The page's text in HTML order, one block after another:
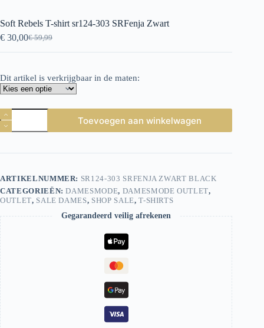
Soft Rebels T-shirt sr124-303 SRFenja Zwart
€59,99
Oorspronkelijke
prijs
€ 59,99.
€ 30,00Huidige
prijs
€ 30,00.
Dit artikel is verkrijgbaar in de maten:
Soft
Rebels
T-
sr124-
Zwart
aantal
Toevoegen aan winkelwagen
ARTIKELNUMMER: SR124-303 SRFENJA ZWART BLACK
CATEGORIEËN:DAMESMODE, DAMESMODE OUTLET,
OUTLET, SALE DAMES, SHOP SALE,T-SHIRTS
Gegarandeerd veilig afrekenen